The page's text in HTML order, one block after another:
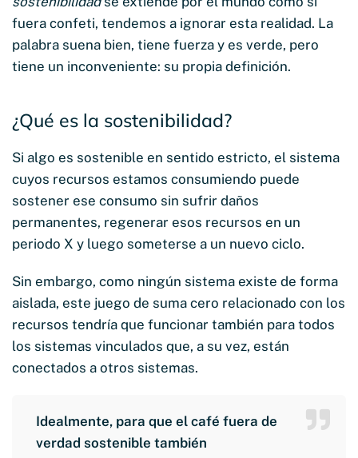
fuera confeti, tendemos a ignorar esta realidad. La
palabra suena bien, tiene fuerza y es verde, pero
tiene un inconveniente: su propia definición.
¿Qué es la sostenibilidad?
Si algo es sostenible en sentido estricto, el sistema
cuyos recursos estamos consumiendo puede
sostener ese consumo sin sufrir daños
permanentes, regenerar esos recursos en un
periodo X y luego someterse a un nuevo ciclo.
Sin embargo, como ningún sistema existe de forma
aislada, este juego de suma cero relacionado con los
recursos tendría que funcionar también para todos
los sistemas vinculados que, a su vez, están
conectados a otros sistemas.
Idealmente, para que el café fuera de
verdad sostenible también